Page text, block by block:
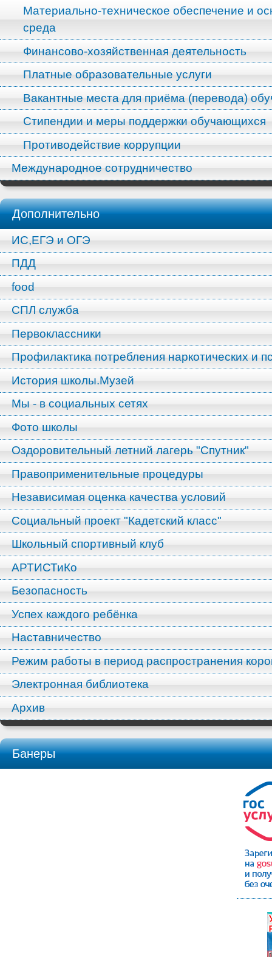
Материально-техническое обеспечение и
среда
Финансово-хозяйственная деятельность
Платные образовательные услуги
Вакантные места для приёма (перевода)
Стипендии и меры поддержки обучающихся
Противодействие коррупции
Международное сотрудничество
Дополнительно
ИС,ЕГЭ и ОГЭ
ПДД
food
СПЛ служба
Первоклассники
Профилактика потребления наркотических и
История школы.Музей
Мы - в социальных сетях
Фото школы
Оздоровительный летний лагерь "Спутник"
Правоприменительные процедуры
Независимая оценка качества условий
Социальный проект "Кадетский класс"
Школьный спортивный клуб
АРТИСТиКо
Безопасность
Успех каждого ребёнка
Наставничество
Режим работы в период распространения
Электронная библиотека
Архив
Банеры